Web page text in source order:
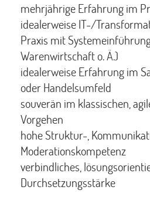
mehrjährige Erfahrung im
idealerweise IT-/
Praxis mit
Warenwirtschaft o. Ä.)
idealerweise Erfahrung im
oder Handelsumfeld
souverän im klassischen,
Vorgehen
hohe Struktur-,
Moderationskompetenz
verbindliches,
Durchsetzungsstärke